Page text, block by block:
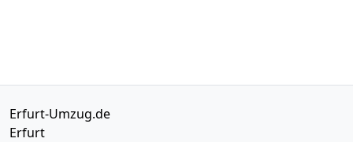
Erfurt-Umzug.de
Erfurt